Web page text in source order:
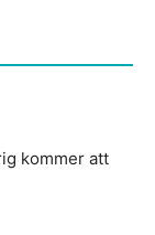
kommer att